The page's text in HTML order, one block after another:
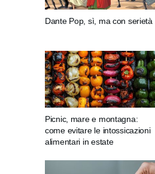
Dante Pop, sì, ma con serietà
Picnic, mare e montagna:
come evitare le intossicazioni
alimentari in estate